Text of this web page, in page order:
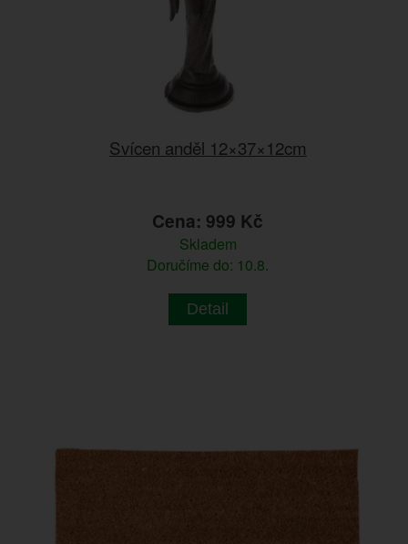
Svícen anděl 12×37×12cm
Cena: 999 Kč
Skladem
Doručíme do: 10.8.
Detail